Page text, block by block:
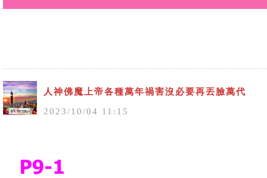
人神佛魔上帝各種萬年禍害沒必要再丟臉萬代
2023/10/04 11 : 15